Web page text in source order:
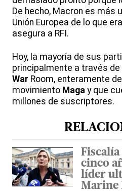
De hecho, Macron es más
Unión Europea de lo que
asegura a RFI.
Hoy, la mayoría de sus
principalmente a través de
War Room, enteramente
movimiento Maga y que
millones de suscriptores.
cinco
líder
Marine